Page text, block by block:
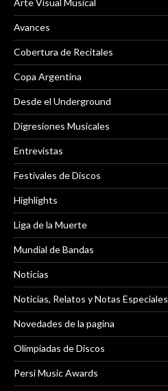
Arte Visual Musical
Avances
Cobertura de Recitales
Copa Argentina
Desde el Underground
Digresiones Musicales
Entrevistas
Festivales de Discos
Highlights
Liga de la Muerte
Mundial de Bandas
Noticias
Noticias, Relatos y Notas Especiales
Novedades de la pagina
Olimpiadas de Discos
Persi Music Awards